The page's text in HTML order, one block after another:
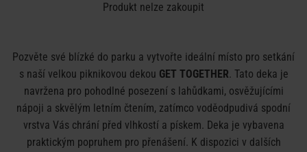
Produkt nelze zakoupit
Pozvěte své blízké do parku a vytvořte ideální místo pro setkání
s naší velkou piknikovou dekou GET TOGETHER. Tato deka je
navržena pro pohodlné posezení s lahůdkami, osvěžujícími
nápoji a skvělým letním čtením, zatímco voděodpudivá spodní
vrstva Vás chrání před vlhkostí a pískem. Deka je vybavena
praktickým popruhem pro přenášení. K dispozici v dalších